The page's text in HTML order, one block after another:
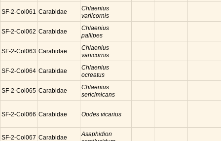
SF-2-Col061 Carabidae
Chlaenius
variicornis
SF-2-Col062 Carabidae
Chlaenius
pallipes
SF-2-Col063 Carabidae
Chlaenius
variicornis
SF-2-Col064 Carabidae
Chlaenius
ocreatus
SF-2-Col065 Carabidae
Chlaenius
sericimicans
SF-2-Col066 Carabidae Oodes vicarius
SF-2-Col067 Carabidae
Asaphidion